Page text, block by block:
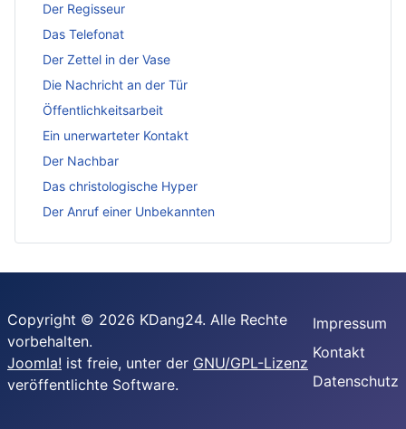
Der Regisseur
Das Telefonat
Der Zettel in der Vase
Die Nachricht an der Tür
Öffentlichkeitsarbeit
Ein unerwarteter Kontakt
Der Nachbar
Das christologische Hyper
Der Anruf einer Unbekannten
Copyright © 2026 KDang24. Alle Rechte
vorbehalten.
Joomla! ist freie, unter der GNU/GPL-Lizenz
veröffentlichte Software.
Impressum
Kontakt
Datenschutz